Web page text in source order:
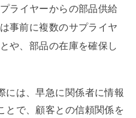
プライヤーからの部品供給
事前に複数のサプライヤ
や、部品の在庫を確保し
には、早急に関係者に情報
とで、顧客との信頼関係を